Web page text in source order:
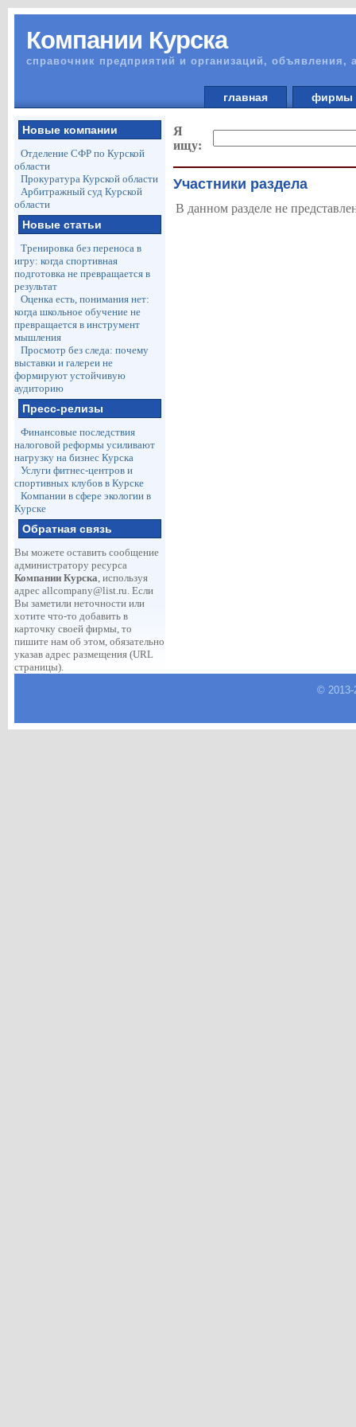
Компании Курска
справочник предприятий и организаций, объявления,
главная
Новые компании
Отделение СФР по Курской
области
Прокуратура Курской области
Арбитражный суд Курской
области
Новые статьи
Тренировка без переноса в
игру: когда спортивная
подготовка не превращается в
результат
Оценка есть, понимания нет:
когда школьное обучение не
превращается в инструмент
мышления
Просмотр без следа: почему
выставки и галереи не
формируют устойчивую
аудиторию
Пресс-релизы
Финансовые последствия
налоговой реформы усиливают
нагрузку на бизнес Курска
Услуги фитнес-центров и
спортивных клубов в Курске
Компании в сфере экологии в
Курске
Обратная связь
Вы можете оставить сообщение
администратору ресурса
Компании Курска, используя
адрес allcompany@list.ru. Если
Вы заметили неточности или
хотите что-то добавить в
карточку своей фирмы, то
пишите нам об этом, обязательно
указав адрес размещения (URL
страницы).
Я
ищу:
Участники раздела
В данном разделе не
© 2013-